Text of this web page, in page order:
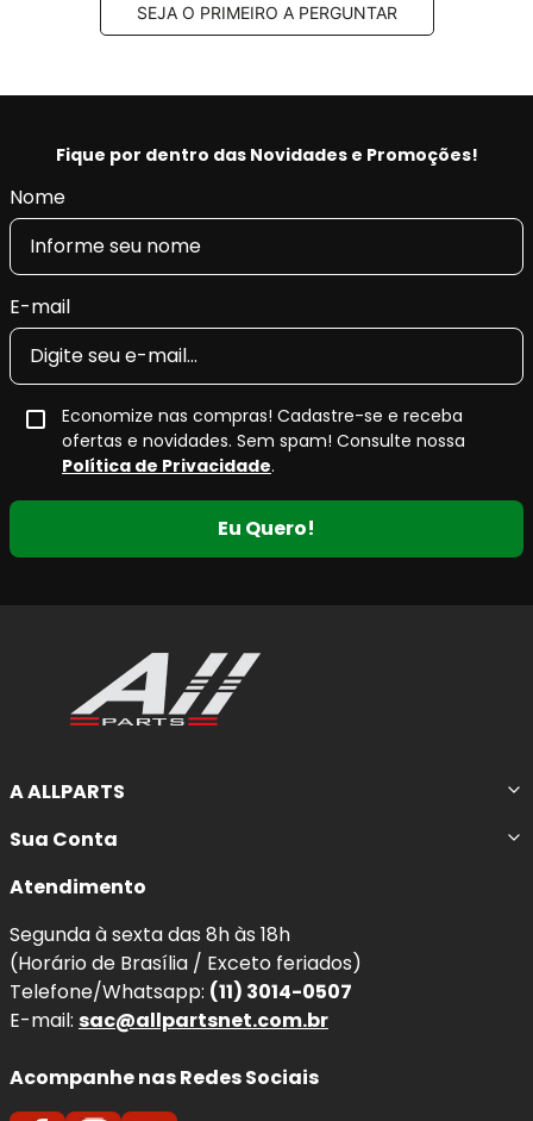
ISO 2701: 2013 TS EN ISO 14001: 2015 ve IATF 16949:
Benefícios Aplus:
- Tecnologia e qualidade na produção, fornecendo a
máxima tração, pilotagem precisa e segurança.
- Restaura as características originais do veículo,
conforto e retira as vibrações.
- Produto Original em diversas montadoras na
SEJA O PRIMEIRO A PERGUNTAR
Fique por dentro das Novidades e Promoções!
Nome
E-mail
Economize nas compras! Cadastre-se e receba
ofertas e novidades. Sem spam! Consulte nossa
Política de Privacidade.
Eu Quero!
A ALLPARTS
Sua Conta
Atendimento
Segunda à sexta das 8h às 18h
(Horário de Brasília / Exceto feriados)
Telefone/Whatsapp: (11) 3014-0507
E-mail: sac@allpartsnet.com.br
Acompanhe nas Redes Sociais